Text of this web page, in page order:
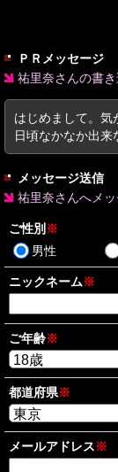
ＰＲメッセージ
祐里奈さんの書
はじめまして。気
日頃なかなか出来
メッセージ送信
祐里奈さんへメ